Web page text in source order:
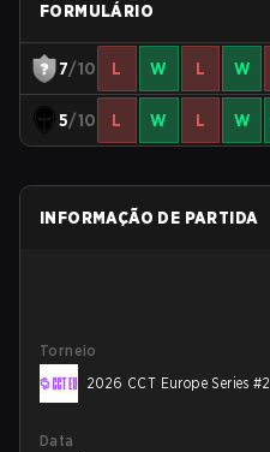
FORMULÁRIO
7/10 L W L W
5/10 L W L W
INFORMAÇÃO DE PARTIDA
Torneio
2026 CCT Europe Series #2
Data